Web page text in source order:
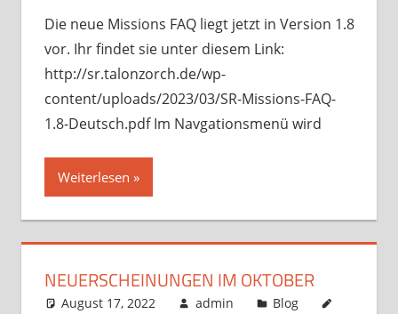
Die neue Missions FAQ liegt jetzt in Version 1.8
vor. Ihr findet sie unter diesem Link:
http://sr.talonzorch.de/wp-
content/uploads/2023/03/SR-Missions-FAQ-
1.8-Deutsch.pdf Im Navgationsmenü wird
Weiterlesen
NEUERSCHEINUNGEN IM OKTOBER
August 17, 2022 admin
Blog